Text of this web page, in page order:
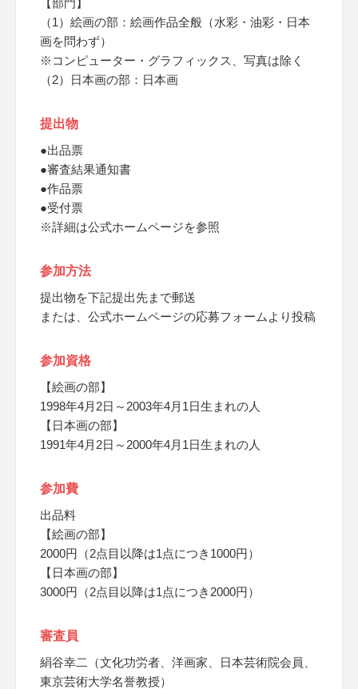
【部門】
（1）絵画の部：絵画作品全般（水彩・油彩・日本
画を問わず）
※コンピューター・グラフィックス、写真は除く
（2）日本画の部：日本画
提出物
●出品票
●審査結果通知書
●作品票
●受付票
※詳細は公式ホームページを参照
参加方法
提出物を下記提出先まで郵送
または、公式ホームページの応募フォームより投稿
参加資格
【絵画の部】
1998年4月2日～2003年4月1日生まれの人
【日本画の部】
1991年4月2日～2000年4月1日生まれの人
参加費
出品料
【絵画の部】
2000円（2点目以降は1点につき1000円）
【日本画の部】
3000円（2点目以降は1点につき2000円）
審査員
絹谷幸二（文化功労者、洋画家、日本芸術院会員、
東京芸術大学名誉教授）